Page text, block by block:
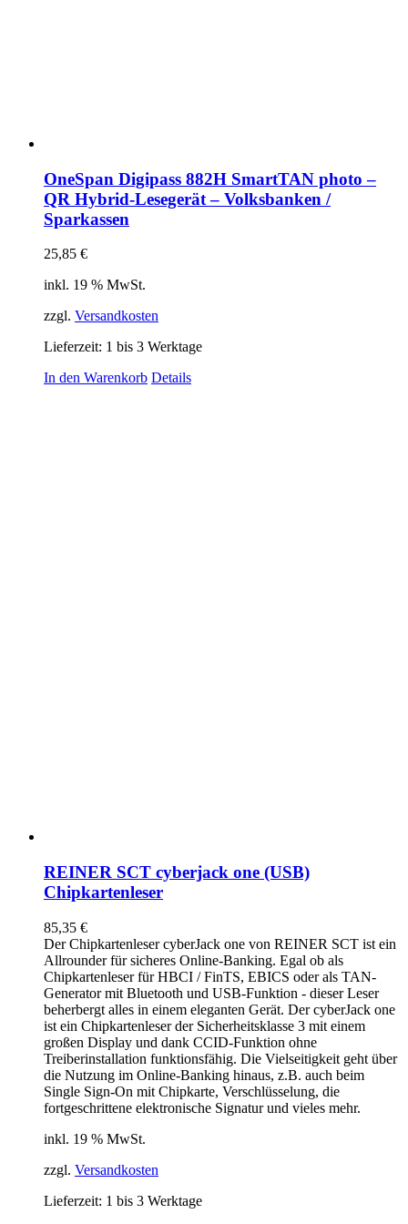
OneSpan Digipass 882H SmartTAN photo –
QR Hybrid-Lesegerät – Volksbanken /
Sparkassen
25,85 €
inkl. 19 % MwSt.
zzgl. Versandkosten
Lieferzeit: 1 bis 3 Werktage
In den Warenkorb Details
REINER SCT cyberjack one (USB)
Chipkartenleser
85,35 €
Der Chipkartenleser cyberJack one von REINER SCT ist ein
Allrounder für sicheres Online-Banking. Egal ob als
Chipkartenleser für HBCI / FinTS, EBICS oder als TAN-
Generator mit Bluetooth und USB-Funktion - dieser Leser
beherbergt alles in einem eleganten Gerät. Der cyberJack one
ist ein Chipkartenleser der Sicherheitsklasse 3 mit einem
großen Display und dank CCID-Funktion ohne
Treiberinstallation funktionsfähig. Die Vielseitigkeit geht über
die Nutzung im Online-Banking hinaus, z.B. auch beim
Single Sign-On mit Chipkarte, Verschlüsselung, die
fortgeschrittene elektronische Signatur und vieles mehr.
inkl. 19 % MwSt.
zzgl. Versandkosten
Lieferzeit: 1 bis 3 Werktage